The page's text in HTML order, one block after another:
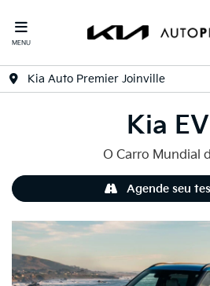
MENU
Kia Auto Premier Joinville
Kia
O Carro Mundial
Agende seu